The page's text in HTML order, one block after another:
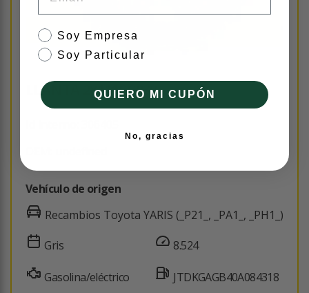
LLANTA 28111CC030
Vehículo de origen
Recambios Toyota YARIS (_P21_, _PA1_, _PH1_)
Gris
Gasolina/eléctrico
8.524
JTDKGAGB40A084318
tipo de cliente
Soy Empresa
Soy Particular
QUIERO MI CUPÓN
No, gracias